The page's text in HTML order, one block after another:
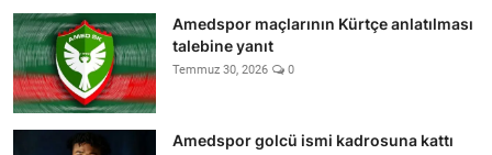
Amedspor maçlarının Kürtçe anlatılması
talebine yanıt
Temmuz 30, 2026 0
Amedspor golcü ismi kadrosuna kattı